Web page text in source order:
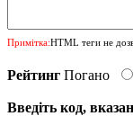
Примітка:HTML теги не
Рейтинг Погано
Введіть код,